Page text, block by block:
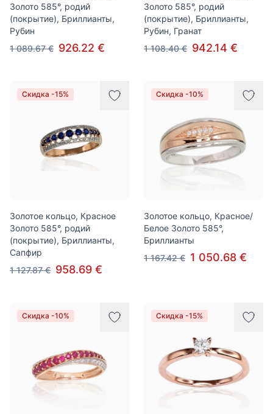
Золото 585°, родий
(покрытие), Бриллианты,
Рубин
1 089.67 € 926.22 €
Золото 585°, родий
(покрытие), Бриллианты,
Рубин, Гранат
1 108.40 € 942.14 €
Скидка -15%
Золотое кольцо, Красное
Золото 585°, родий
(покрытие), Бриллианты,
Сапфир
1 127.87 € 958.69 €
Скидка -10%
Золотое кольцо, Красное/
Белое Золото 585°,
Бриллианты
1 167.42 € 1 050.68 €
Скидка -10% Скидка -15%